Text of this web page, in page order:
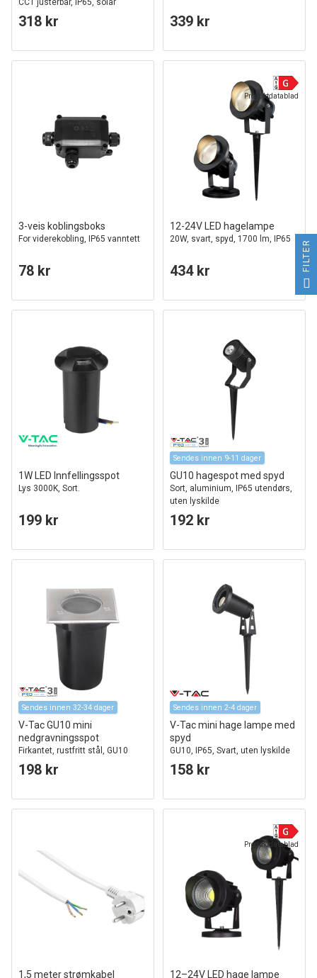
CCT justerbar, IP65, solar
hagelampe
318 kr 339 kr
3-veis koblingsboks
For viderekobling, IP65 vanntett
78 kr
Produktdatablad
12-24V LED hagelampe
20W, svart, spyd, 1700 lm, IP65
434 kr
1W LED Innfellingsspot
Lys 3000K, Sort.
199 kr
Sendes innen 9-11 dager
GU10 hagespot med spyd
Sort, aluminium, IP65 utendørs,
uten lyskilde
192 kr
Sendes innen 32-34 dager
V-Tac GU10 mini
nedgravningsspot
Firkantet, rustfritt stål, GU10
sokkel
198 kr
Sendes innen 2-4 dager
V-Tac mini hage lampe med
spyd
GU10, IP65, Svart, uten lyskilde
158 kr
1,5 meter strømkabel
Produktdatablad
12–24V LED hage lampe
FILTER